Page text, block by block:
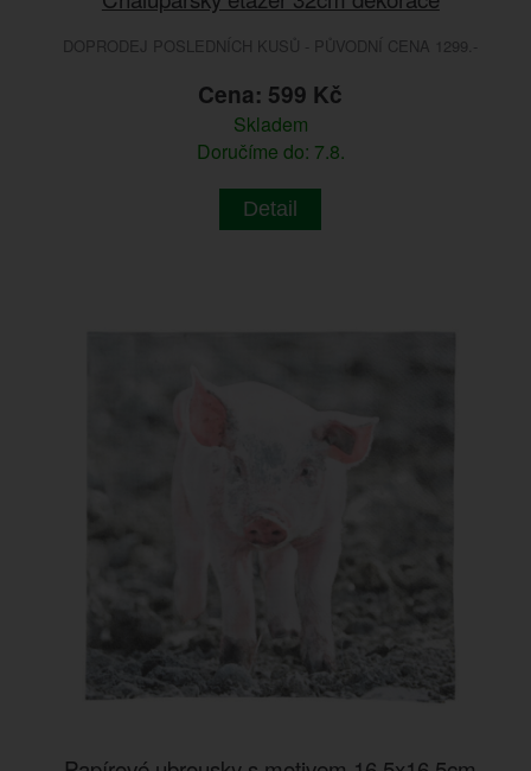
DOPRODEJ POSLEDNÍCH KUSŮ - PŮVODNÍ CENA 1299.-
Cena: 599 Kč
Skladem
Doručíme do: 7.8.
Detail